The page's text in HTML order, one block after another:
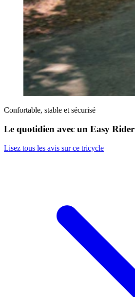
Confortable, stable et sécurisé
Le quotidien avec un Easy Rider
Lisez tous les avis sur ce tricycle